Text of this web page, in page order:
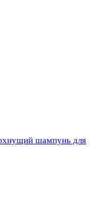
шампунь для